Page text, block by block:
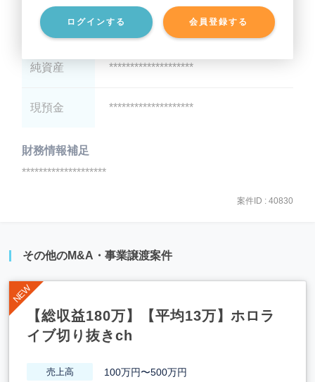
ログインする 会員登録する
有利子負債 ********************
純資産 ********************
現預金 ********************
財務情報補足
********************
案件ID : 40830
その他のM&A・事業譲渡案件
【総収益180万】【平均13万】ホロラ
イブ切り抜きch
売上高 100万円〜500万円